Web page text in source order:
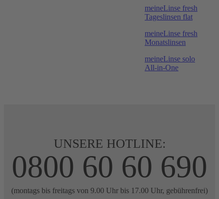
meineLinse fresh
Tageslinsen flat
meineLinse fresh
Monatslinsen
meineLinse solo
All-in-One
UNSERE HOTLINE:
0800 60 60 690
(montags bis freitags von 9.00 Uhr bis 17.00 Uhr, gebührenfrei)